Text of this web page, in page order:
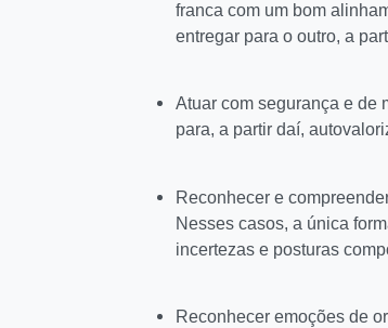
franca com um bom
entregar para o outro, a
Atuar com segurança e de
para, a partir daí,
Reconhecer e
Nesses casos, a única
incertezas e posturas
Reconhecer emoções de